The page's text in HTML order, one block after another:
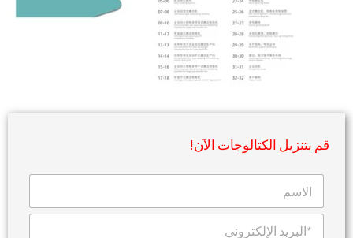
قم بتنزيل الكتالوجات الآن!
ا
ا
ا